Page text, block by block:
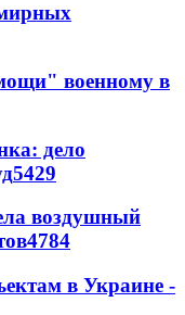
военному в
дело
5429
воздушный
4784
в Украине -